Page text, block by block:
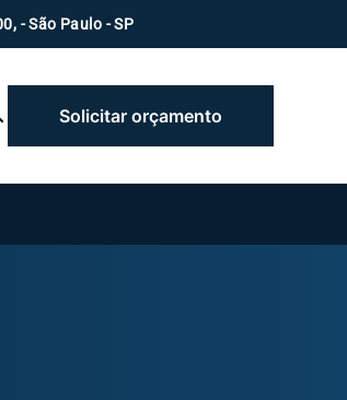
- São Paulo - SP
Solicitar orçamento